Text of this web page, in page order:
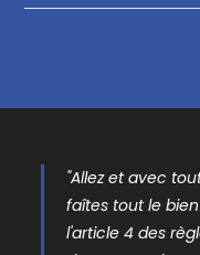
"Allez et avec
faîtes tout le
l'article 4 des